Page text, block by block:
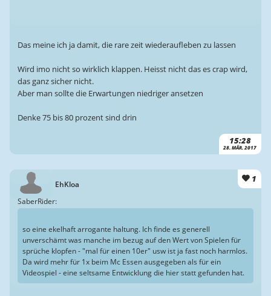
15:28
28. MÄR. 2017
Das meine ich ja damit, die rare zeit wiederaufleben zu lassen
Wird imo nicht so wirklich klappen. Heisst nicht das es crap wird,
das ganz sicher nicht.
Aber man sollte die Erwartungen niedriger ansetzen
Denke 75 bis 80 prozent sind drin
EhKloa 1
SaberRider:
so eine ekelhaft arrogante haltung. Ich finde es generell
unverschämt was manche im bezug auf den Wert von Spielen für
sprüche klopfen - "mal für einen 10er" usw ist ja fast noch harmlos.
Da wird mehr für 1x beim Mc Essen ausgegeben als für ein
Videospiel - eine seltsame Entwicklung die hier statt gefunden hat.